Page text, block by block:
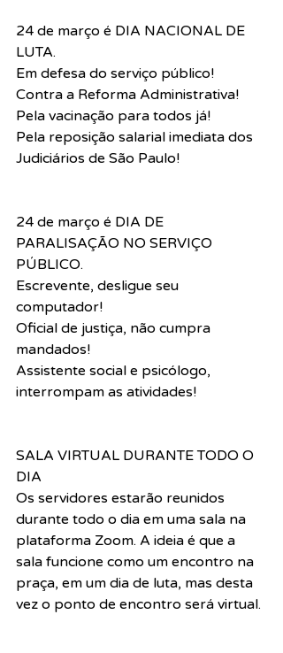
24 de março é DIA NACIONAL DE
LUTA.
Em defesa do serviço público!
Contra a Reforma Administrativa!
Pela vacinação para todos já!
Pela reposição salarial imediata dos
Judiciários de São Paulo!
24 de março é DIA DE
PARALISAÇÃO NO SERVIÇO
PÚBLICO.
Escrevente, desligue seu
computador!
Oficial de justiça, não cumpra
mandados!
Assistente social e psicólogo,
interrompam as atividades!
SALA VIRTUAL DURANTE TODO O
DIA
Os servidores estarão reunidos
durante todo o dia em uma sala na
plataforma Zoom. A ideia é que a
sala funcione como um encontro na
praça, em um dia de luta, mas desta
vez o ponto de encontro será virtual.